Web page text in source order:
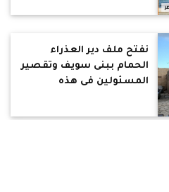
نفتح ملف دير العذراء
الحمام ببنى سويف وتقصير
المسئولين فى هذه